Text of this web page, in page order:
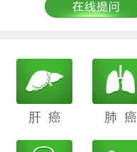
肝 癌 阴道癌肺 癌